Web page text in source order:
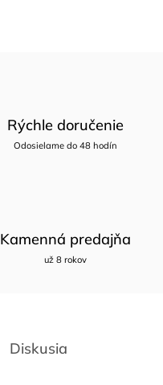
Rýchle doručenie
Odosielame do 48 hodín
Kamenná predajňa
už 8 rokov
Diskusia